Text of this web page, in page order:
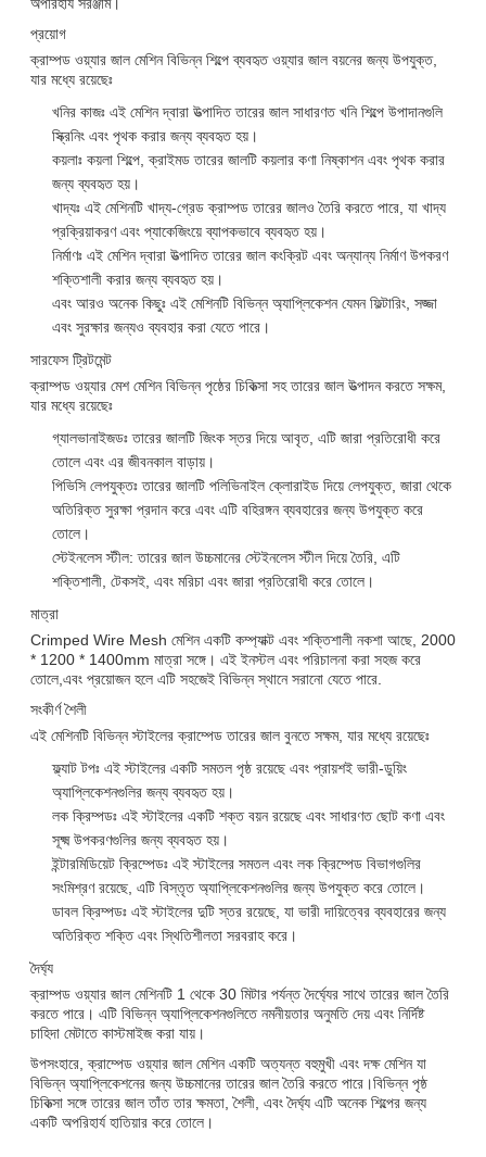
প্রয়োগ
ক্রাম্পড ওয়্যার জাল মেশিন বিভিন্ন শিল্পে ব্যবহৃত ওয়্যার জাল বয়নের জন্য উপযুক্ত,
যার মধ্যে রয়েছেঃ
খনির কাজঃ এই মেশিন দ্বারা উত্পাদিত তারের জাল সাধারণত খনি শিল্পে উপাদানগুলি
স্ক্রিনিং এবং পৃথক করার জন্য ব্যবহৃত হয়।
কয়লাঃ কয়লা শিল্পে, ক্রাইমড তারের জালটি কয়লার কণা নিষ্কাশন এবং পৃথক করার
জন্য ব্যবহৃত হয়।
খাদ্যঃ এই মেশিনটি খাদ্য-গ্রেড ক্রাম্পড তারের জালও তৈরি করতে পারে, যা খাদ্য
প্রক্রিয়াকরণ এবং প্যাকেজিংয়ে ব্যাপকভাবে ব্যবহৃত হয়।
নির্মাণঃ এই মেশিন দ্বারা উত্পাদিত তারের জাল কংক্রিট এবং অন্যান্য নির্মাণ উপকরণ
শক্তিশালী করার জন্য ব্যবহৃত হয়।
এবং আরও অনেক কিছুঃ এই মেশিনটি বিভিন্ন অ্যাপ্লিকেশন যেমন ফিল্টারিং, সজ্জা
এবং সুরক্ষার জন্যও ব্যবহার করা যেতে পারে।
সারফেস ট্রিটমেন্ট
ক্রাম্পড ওয়্যার মেশ মেশিন বিভিন্ন পৃষ্ঠের চিকিত্সা সহ তারের জাল উত্পাদন করতে সক্ষম,
যার মধ্যে রয়েছেঃ
গ্যালভানাইজডঃ তারের জালটি জিংক স্তর দিয়ে আবৃত, এটি জারা প্রতিরোধী করে
তোলে এবং এর জীবনকাল বাড়ায়।
পিভিসি লেপযুক্তঃ তারের জালটি পলিভিনাইল ক্লোরাইড দিয়ে লেপযুক্ত, জারা থেকে
অতিরিক্ত সুরক্ষা প্রদান করে এবং এটি বহিরঙ্গন ব্যবহারের জন্য উপযুক্ত করে
তোলে।
স্টেইনলেস স্টীল: তারের জাল উচ্চমানের স্টেইনলেস স্টীল দিয়ে তৈরি, এটি
শক্তিশালী, টেকসই, এবং মরিচা এবং জারা প্রতিরোধী করে তোলে।
মাত্রা
Crimped Wire Mesh মেশিন একটি কম্প্যাক্ট এবং শক্তিশালী নকশা আছে, 2000
* 1200 * 1400mm মাত্রা সঙ্গে। এই ইনস্টল এবং পরিচালনা করা সহজ করে
তোলে,এবং প্রয়োজন হলে এটি সহজেই বিভিন্ন স্থানে সরানো যেতে পারে.
সংকীর্ণ শৈলী
এই মেশিনটি বিভিন্ন স্টাইলের ক্রাম্পেড তারের জাল বুনতে সক্ষম, যার মধ্যে রয়েছেঃ
ফ্ল্যাট টপঃ এই স্টাইলের একটি সমতল পৃষ্ঠ রয়েছে এবং প্রায়শই ভারী-ডুয়িং
অ্যাপ্লিকেশনগুলির জন্য ব্যবহৃত হয়।
লক ক্রিম্পডঃ এই স্টাইলের একটি শক্ত বয়ন রয়েছে এবং সাধারণত ছোট কণা এবং
সূক্ষ্ম উপকরণগুলির জন্য ব্যবহৃত হয়।
ইন্টারমিডিয়েট ক্রিম্পেডঃ এই স্টাইলের সমতল এবং লক ক্রিম্পেড বিভাগগুলির
সংমিশ্রণ রয়েছে, এটি বিস্তৃত অ্যাপ্লিকেশনগুলির জন্য উপযুক্ত করে তোলে।
ডাবল ক্রিম্পডঃ এই স্টাইলের দুটি স্তর রয়েছে, যা ভারী দায়িত্বের ব্যবহারের জন্য
অতিরিক্ত শক্তি এবং স্থিতিশীলতা সরবরাহ করে।
দৈর্ঘ্য
ক্রাম্পড ওয়্যার জাল মেশিনটি 1 থেকে 30 মিটার পর্যন্ত দৈর্ঘ্যের সাথে তারের জাল তৈরি
করতে পারে। এটি বিভিন্ন অ্যাপ্লিকেশনগুলিতে নমনীয়তার অনুমতি দেয় এবং নির্দিষ্ট
চাহিদা মেটাতে কাস্টমাইজ করা যায়।
উপসংহারে, ক্রাম্পেড ওয়্যার জাল মেশিন একটি অত্যন্ত বহুমুখী এবং দক্ষ মেশিন যা
বিভিন্ন অ্যাপ্লিকেশনের জন্য উচ্চমানের তারের জাল তৈরি করতে পারে।বিভিন্ন পৃষ্ঠ
চিকিত্সা সঙ্গে তারের জাল তাঁত তার ক্ষমতা, শৈলী, এবং দৈর্ঘ্য এটি অনেক শিল্পের জন্য
একটি অপরিহার্য হাতিয়ার করে তোলে।